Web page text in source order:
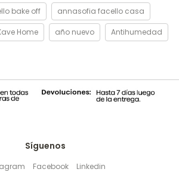
bake off annasofia facello casa
Home año nuevo Antihumedad
Síguenos
Facebook Linkedin